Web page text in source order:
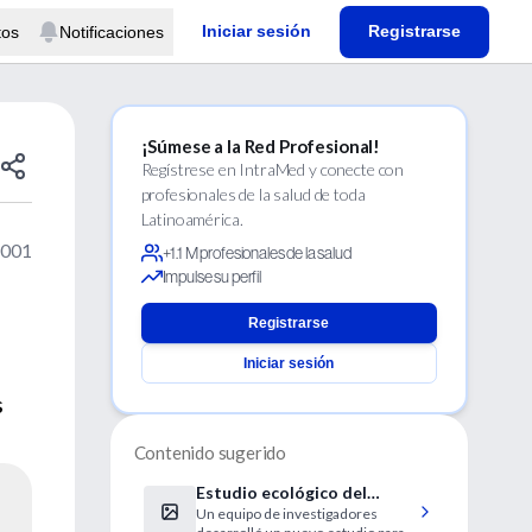
Notificaciones Iniciar sesión Registrarse
¡Súmese a la Red Profesional!
Regístrese en IntraMed y conecte con
profesionales de la salud de toda
Latinoamérica.
+1.1 M profesionales de la salud
Impulse su perfil
Registrarse
Iniciar sesión
Contenido sugerido
Estudio ecológico del
efecto del
Un equipo de investigadores